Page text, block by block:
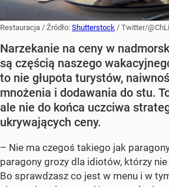
Restauracja / Źródło: Shutterstock / Twitter/
Narzekanie na ceny w
są częścią naszego
to nie głupota turystów,
mnożenia i dodawania do stu.
ale nie do końca uczciwa
ukrywających ceny.
– Nie ma czegoś takiego jak
paragony grozy dla idiotów, którzy
Bo sprawdzasz co jest w menu i w